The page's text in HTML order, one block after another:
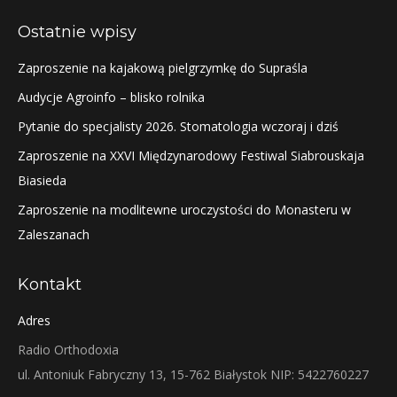
Ostatnie wpisy
Zaproszenie na kajakową pielgrzymkę do Supraśla
Audycje Agroinfo – blisko rolnika
Pytanie do specjalisty 2026. Stomatologia wczoraj i dziś
Zaproszenie na XXVI Międzynarodowy Festiwal Siabrouskaja
Biasieda
Zaproszenie na modlitewne uroczystości do Monasteru w
Zaleszanach
Kontakt
Adres
Radio Orthodoxia
ul. Antoniuk Fabryczny 13, 15-762 Białystok NIP: 5422760227